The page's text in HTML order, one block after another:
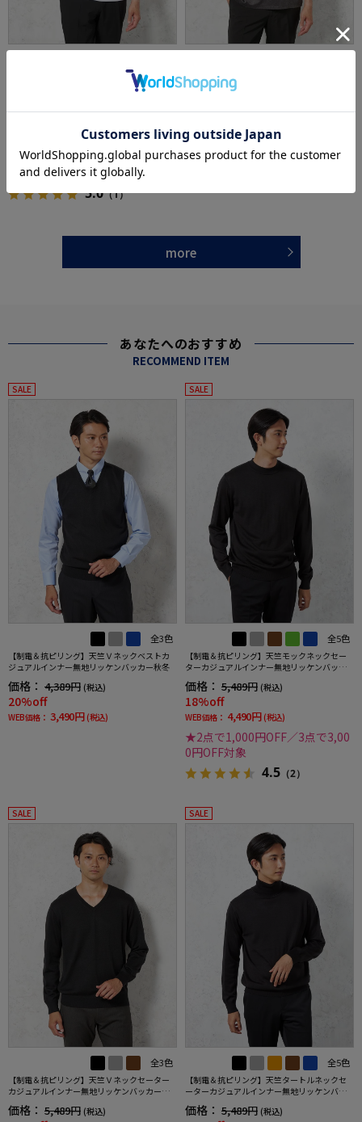
【吸湿冷感】完全ノーアイロン半袖アイTシャ
3,990円 (税込)
★2点で1,000円OFF／3点で3,00
0円OFF対象
5.0（1）
【吸湿冷感】完全ノーアイロン半袖アイポロ
シャツボタンダウン無地i-shirt春夏
WEB価格： 3,190円 (税込)
5.0（3）
more
あなたへのおすすめ
RECOMMEND ITEM
SALE
全3色
【制電＆抗ピリング】天竺Ｖネックベストカ
ジュアルインナー無地リッケンバッカー秋冬
価格： 4,389円 (税込)
20%off
WEB価格： 3,490円 (税込)
SALE
全5色
【制電＆抗ピリング】天竺モックネックセー
ターカジュアルインナー無地リッケンバッカ
価格： 5,489円 (税込)
18%off
WEB価格： 4,490円 (税込)
★2点で1,000円OFF／3点で3,00
0円OFF対象
4.5 （2）
SALE
全3色
【制電＆抗ピリング】天竺Ｖネックセーター
カジュアルインナー無地リッケンバッカー秋
価格： 5,489円 (税込)
SALE
全5色
【制電＆抗ピリング】天竺タートルネックセ
ーターカジュアルインナー無地リッケンバッ
価格： 5,489円 (税込)